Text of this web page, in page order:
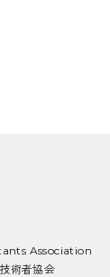
Association
術者協会